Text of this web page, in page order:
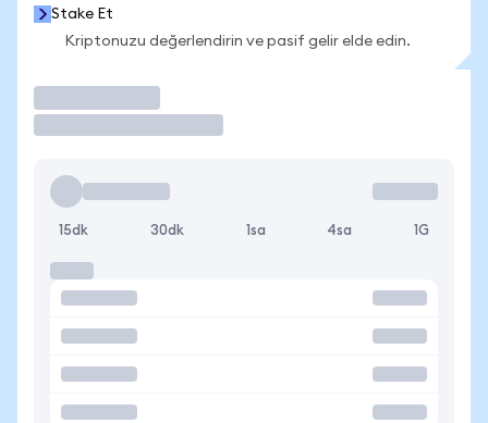
Stake Et
Kriptonuzu değerlendirin ve pasif gelir elde edin.
15dk 30dk 1sa 4sa 1G